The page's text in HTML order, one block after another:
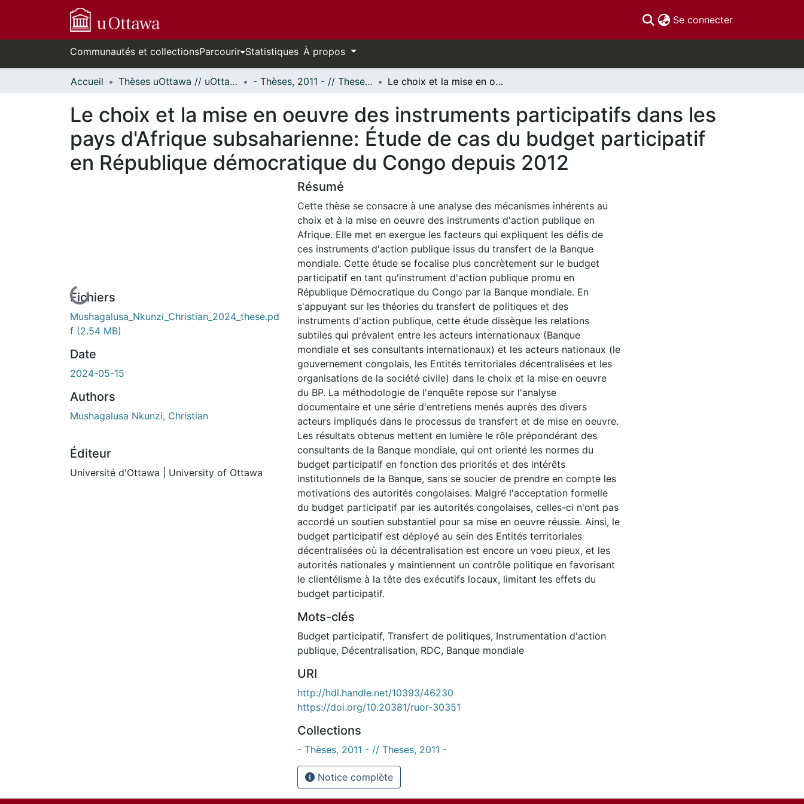
Se connecter(current)
Communautés et collectionsParcourir Statistiques À propos
Accueil Thèses uOttawa // uOttawa Theses - Thèses, 2011 - // Theses, 2011 - Le choix et la mise en oeuvre des instruments participatifs dans les pays d'Afrique subsaharienne: Étude de cas du budget participatif en République démocratique du Congo depuis 2012
Le choix et la mise en oeuvre des instruments participatifs dans les
pays d'Afrique subsaharienne: Étude de cas du budget participatif
en République démocratique du Congo depuis 2012
En cours de chargement...
Fichiers
Mushagalusa_Nkunzi_Christian_2024_these.pd
f (2.54 MB)
Date
2024-05-15
Authors
Mushagalusa Nkunzi, Christian
Éditeur
Université d'Ottawa | University of Ottawa
Résumé
Cette thèse se consacre à une analyse des mécanismes inhérents au
choix et à la mise en oeuvre des instruments d'action publique en
Afrique. Elle met en exergue les facteurs qui expliquent les défis de
ces instruments d'action publique issus du transfert de la Banque
mondiale. Cette étude se focalise plus concrètement sur le budget
participatif en tant qu'instrument d'action publique promu en
République Démocratique du Congo par la Banque mondiale. En
s'appuyant sur les théories du transfert de politiques et des
instruments d'action publique, cette étude dissèque les relations
subtiles qui prévalent entre les acteurs internationaux (Banque
mondiale et ses consultants internationaux) et les acteurs nationaux (le
gouvernement congolais, les Entités territoriales décentralisées et les
organisations de la société civile) dans le choix et la mise en oeuvre
du BP. La méthodologie de l'enquête repose sur l'analyse
documentaire et une série d'entretiens menés auprès des divers
acteurs impliqués dans le processus de transfert et de mise en oeuvre.
Les résultats obtenus mettent en lumière le rôle prépondérant des
consultants de la Banque mondiale, qui ont orienté les normes du
budget participatif en fonction des priorités et des intérêts
institutionnels de la Banque, sans se soucier de prendre en compte les
motivations des autorités congolaises. Malgré l'acceptation formelle
du budget participatif par les autorités congolaises, celles-ci n'ont pas
accordé un soutien substantiel pour sa mise en oeuvre réussie. Ainsi, le
budget participatif est déployé au sein des Entités territoriales
décentralisées où la décentralisation est encore un voeu pieux, et les
autorités nationales y maintiennent un contrôle politique en favorisant
le clientélisme à la tête des exécutifs locaux, limitant les effets du
budget participatif.
Mots-clés
Budget participatif, Transfert de politiques, Instrumentation d'action
publique, Décentralisation, RDC, Banque mondiale
URI
http://hdl.handle.net/10393/46230
https://doi.org/10.20381/ruor-30351
Collections
- Thèses, 2011 - // Theses, 2011 -
Notice complète